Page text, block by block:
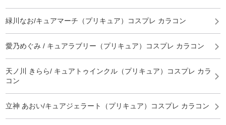
緑川なお/キュアマーチ（プリキュア）コスプレ カラコン
愛乃めぐみ / キュアラブリー（プリキュア）コスプレ カラコン
天ノ川 きらら/ キュアトゥインクル（プリキュア）コスプレ カラ
コン
立神 あおい/キュアジェラート（プリキュア）コスプレ カラコン